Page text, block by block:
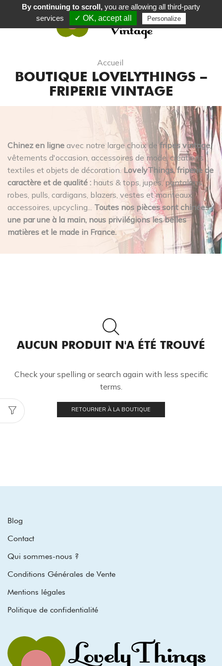
Accueil
BOUTIQUE LOVELYTHINGS –
FRIPERIE VINTAGE
Chinez en ligne avec notre large choix defripes vintage,
vêtements d'occasion, accessoires de mode, créations
textiles et objets de décoration. LovelyThings, friperie de
caractère et de qualité : hauts & tops, jupes, pantalons,
robes, pulls, cardigans, blazers, vestes et manteaux,
accessoires, upcycling... Toutes nos pièces sont chinées
une par une à la main, nous privilégions les belles
matières et le made in France.
AUCUN PRODUIT N'A ÉTÉ TROUVÉ
Check your spelling or search again with less specific
terms.
RETOURNER À LA BOUTIQUE
Blog
Contact
Qui sommes-nous ?
Conditions Générales de Vente
Mentions légales
Politique de confidentialité
By continuing to scroll,you are allowing all third-party
services
✓ OK, accept all Personalize